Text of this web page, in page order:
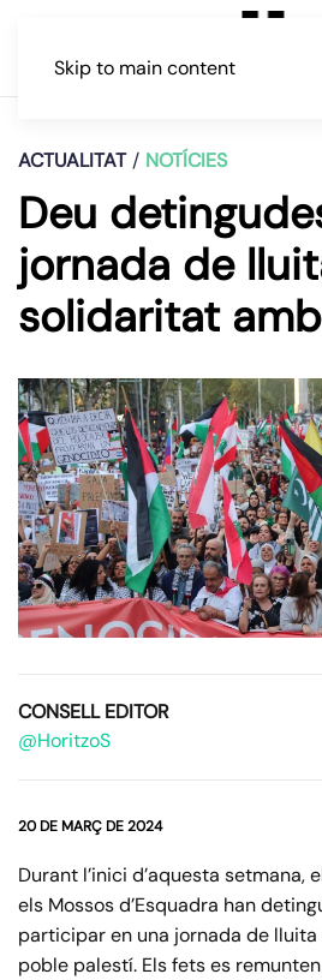
Skip to main content
ACTUALITAT NOTÍCIES
Deu
jornada de
solidaritat
CONSELL EDITOR
@HoritzoS
20 DE MARÇ DE 2024
Durant l’inici d’aquesta setmana,
els Mossos d’Esquadra han
participar en una jornada de
poble palestí. Els fets es